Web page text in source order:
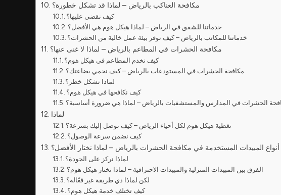
مكافحة العناكب بالرياض – لماذا قد تشكل خطورة؟
كيف نقضي عليها؟
خدماتنا للشقق في الرياض – لماذا هيكل هوم هي الأفضل؟
خدماتنا للمكاتب بالرياض – كيف نوفر بيئة عمل خالية من الحشرات؟
مكافحة الحشرات في المطاعم بالرياض – لماذا لا غنى عنها؟
كيف نخدم المطاعم في هيكل هوم؟
مكافحة الحشرات في المستودعات بالرياض – كيف نحمي بضاعتك؟
لماذا تشكل خطر؟
كيف نكافحها في هيكل هوم؟
الحشرات في المدارس والمستشفيات بالرياض – لماذا هي ضرورة أساسية؟
لماذا
تغطية هيكل هوم لكل أحياء الرياض – كيف نوصل إليك بسرعة؟
كيف نضمن سرعة الوصول؟
أنواع المبيدات المستخدمة في مكافحة الحشرات بالرياض – لماذا نختار الأفضل؟
لماذا نركز على الجودة؟
الفرق بين المبيدات المنزلية والمبيدات الاحترافية – لماذا تختار هيكل هوم؟
لكن لماذا دي طريقة غير فعّالة؟
كيف تختلف خدمة هيكل هوم؟